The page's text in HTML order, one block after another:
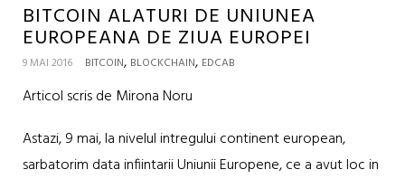
BITCOIN ALATURI DE UNIUNEA
EUROPEANA DE ZIUA EUROPEI
9 MAI 2016 BITCOIN, BLOCKCHAIN, EDCAB
Articol scris de Mirona Noru
Astazi, 9 mai, la nivelul intregului continent european,
sarbatorim data infiintarii Uniunii Europene, ce a avut loc in